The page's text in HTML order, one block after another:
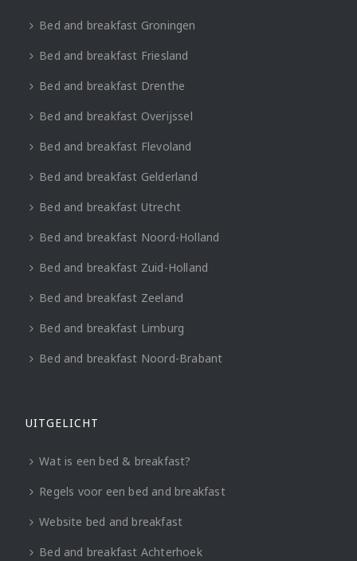
Bed and breakfast Groningen
Bed and breakfast Friesland
Bed and breakfast Drenthe
Bed and breakfast Overijssel
Bed and breakfast Flevoland
Bed and breakfast Gelderland
Bed and breakfast Utrecht
Bed and breakfast Noord-Holland
Bed and breakfast Zuid-Holland
Bed and breakfast Zeeland
Bed and breakfast Limburg
Bed and breakfast Noord-Brabant
UITGELICHT
Wat is een bed & breakfast?
Regels voor een bed and breakfast
Website bed and breakfast
Bed and breakfast Achterhoek